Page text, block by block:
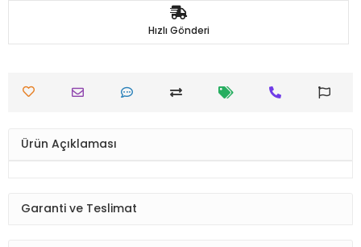
Hızlı Gönderi
Ürün Açıklaması
Garanti ve Teslimat